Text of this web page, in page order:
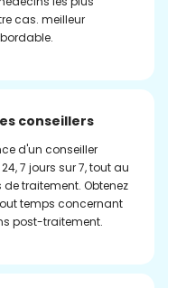
cas. meilleur
conseillers
d'un conseiller
7 jours sur 7, tout au
traitement. Obtenez
temps concernant
post-traitement.